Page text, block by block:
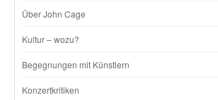
CONTENT
Über John Cage
Kultur – wozu?
Begegnungen mit Künstlern
Konzertkritiken